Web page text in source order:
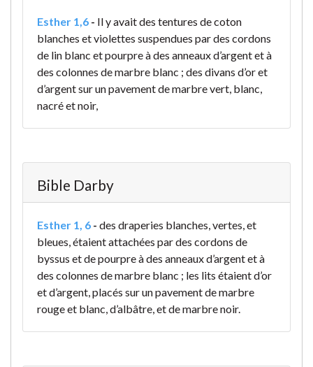
Esther 1,6 - Il y avait des tentures de coton
blanches et violettes suspendues par des cordons
de lin blanc et pourpre à des anneaux d’argent et à
des colonnes de marbre blanc ; des divans d’or et
d’argent sur un pavement de marbre vert, blanc,
nacré et noir,
Bible Darby
Esther 1, 6 - des draperies blanches, vertes, et
bleues, étaient attachées par des cordons de
byssus et de pourpre à des anneaux d’argent et à
des colonnes de marbre blanc ; les lits étaient d’or
et d’argent, placés sur un pavement de marbre
rouge et blanc, d’albâtre, et de marbre noir.